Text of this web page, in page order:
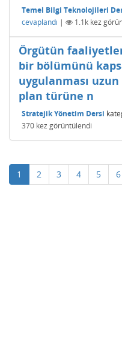
Temel Bilgi Teknolojileri
cevaplandı | 1.1k kez
Örgütün
bir bölümünü
uygulanması
plan türüne n
Stratejik Yönetim Dersi
370 kez görüntülendi
1 2 3 4 5 6